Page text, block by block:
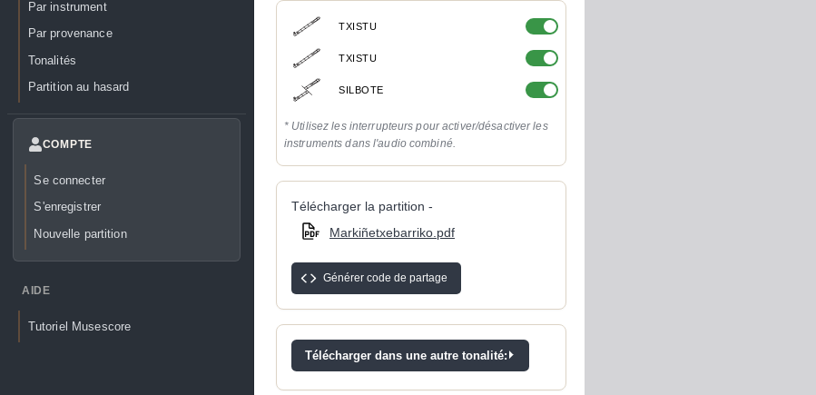
Par instrument
Par provenance
Tonalités
Partition au hasard
COMPTE
Se connecter
S'enregistrer
Nouvelle partition
AIDE
Tutoriel Musescore
TXISTU
TXISTU
SILBOTE
* Utilisez les interrupteurs pour activer/désactiver les
instruments dans l'audio combiné.
Télécharger la partition -
Markiñetxebarriko.pdf
Générer code de partage
Télécharger dans une autre tonalité: